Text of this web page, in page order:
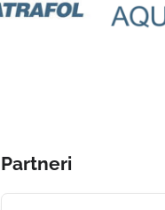
Partneri